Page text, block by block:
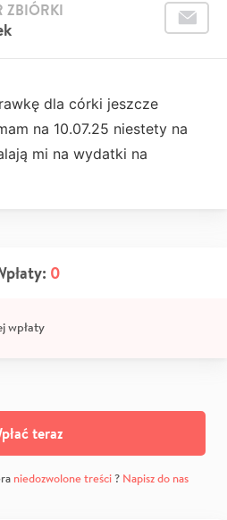
ZBIÓRKI
dla córki jeszcze
na 10.07.25 niestety na
mi na wydatki na
0
wpłaty
teraz
niedozwolone treści? Napisz do nas